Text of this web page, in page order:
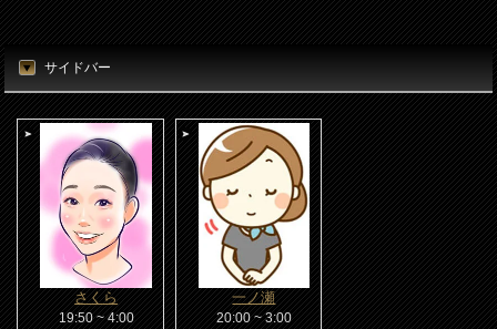
サイドバー
さくら
19:50 ~ 4:00
一ノ瀬
20:00 ~ 3:00